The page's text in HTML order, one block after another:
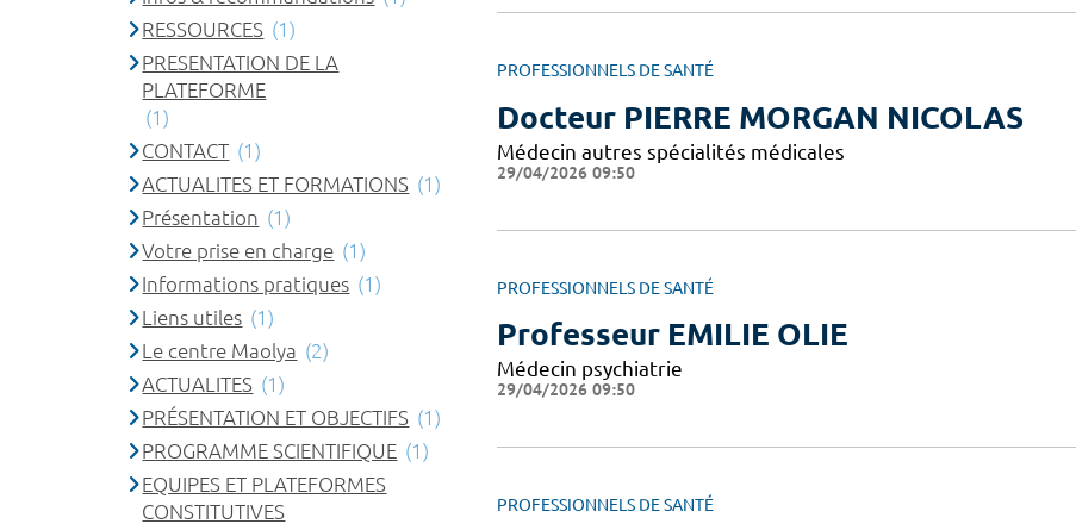
PROFESSIONNELS DE SANTÉ
Docteur PIERRE MORGAN NICOLAS
Médecin autres spécialités médicales
29/04/2026 09:50
PROFESSIONNELS DE SANTÉ
Professeur EMILIE OLIE
Médecin psychiatrie
29/04/2026 09:50
PROFESSIONNELS DE SANTÉ
RESSOURCES (1)
PRESENTATION DE LA
PLATEFORME
(1)
CONTACT (1)
ACTUALITES ET FORMATIONS (1)
Présentation (1)
Votre prise en charge (1)
Informations pratiques (1)
Liens utiles (1)
Le centre Maolya (2)
ACTUALITES (1)
PRÉSENTATION ET OBJECTIFS (1)
PROGRAMME SCIENTIFIQUE (1)
EQUIPES ET PLATEFORMES
CONSTITUTIVES